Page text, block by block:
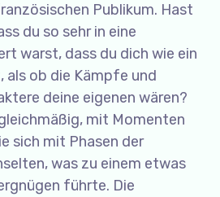
Publikum. Hast
du so sehr in eine
warst, dass du dich wie ein
ob die Kämpfe und
deine eigenen wären?
mit Momenten
sich mit Phasen der
was zu einem etwas
führte. Die